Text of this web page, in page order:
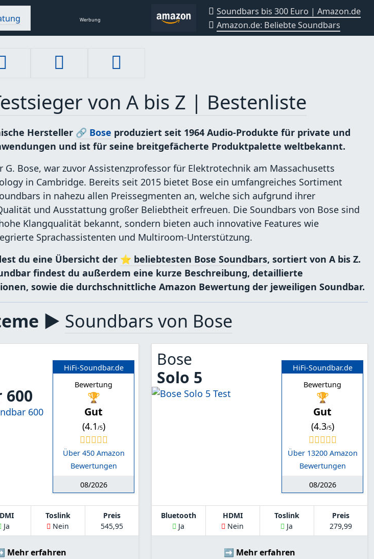
Werbung
Soundbars bis 300 Euro | Amazon.de
Amazon.de: Beliebte Soundbars
von A bis Z | Bestenliste
Hersteller 🔗 Bose produziert seit 1964 Audio-Produkte für private und
und ist für seine breitgefächerte Produktpalette weltbekannt.
G. Bose, war zuvor Assistenzprofessor für Elektrotechnik am Massachusetts
in Cambridge. Bereits seit 2015 bietet Bose ein umfangreiches Sortiment
in nahezu allen Preissegmenten an, welche sich aufgrund ihrer
und Ausstattung großer Beliebtheit erfreuen. Die Soundbars von Bose sind
Klangqualität bekannt, sondern bieten auch innovative Features wie
Sprachassistenten und Multiroom-Unterstützung.
du eine Übersicht der ⭐ beliebtesten Bose Soundbars, sortiert von A bis Z.
findest du außerdem eine kurze Beschreibung, detaillierte
sowie die durchschnittliche Amazon Bewertung der jeweiligen Soundbar.
▶ Soundbars von Bose
600
HiFi-Soundbar.de
Bewertung
🏆
Gut
(4.1 /5)
Über 450 Amazon
Bewertungen
08/2026
Ja
Toslink
Nein
Preis
545,95
Mehr erfahren
Bose
Solo 5
HiFi-Soundbar.de
Bewertung
🏆
Gut
(4.3/5)
Über 13200 Amazon
Bewertungen
08/2026
Bluetooth
Ja
HDMI
Nein
Toslink
Ja
Preis
279,99
➡️ Mehr erfahren